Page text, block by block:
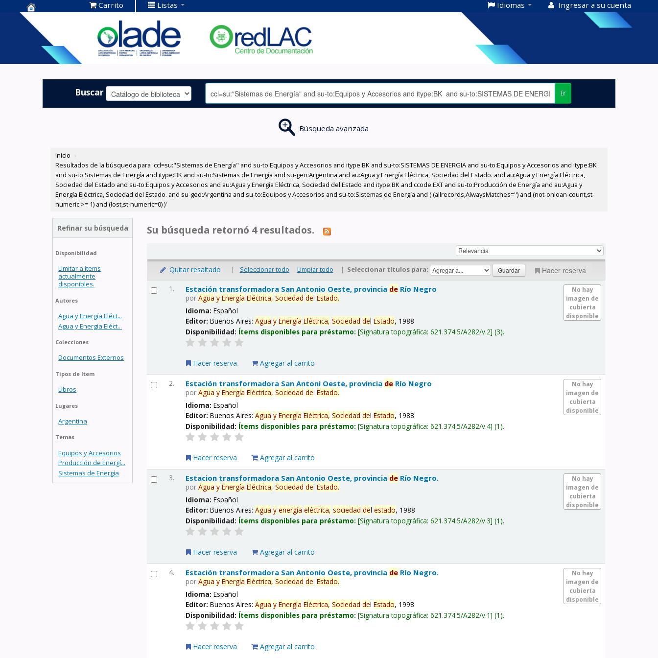
Centro de
Documentación
OLADE -
Carrito Listas Idiomas Ingresar a su cuenta
Buscar Ir
Búsqueda avanzada
Inicio ›
Resultados de la búsqueda para 'ccl=su:"Sistemas de Energía" and su-to:Equipos y Accesorios and itype:BK and su-to:SISTEMAS DE ENERGIA and su-to:Equipos y Accesorios and itype:BK
and su-to:Sistemas de Energía and itype:BK and su-to:Sistemas de Energía and su-geo:Argentina and au:Agua y Energía Eléctrica, Sociedad del Estado. and au:Agua y Energía Eléctrica,
Sociedad del Estado and su-to:Equipos y Accesorios and au:Agua y Energía Eléctrica, Sociedad del Estado and itype:BK and ccode:EXT and su-to:Producción de Energía and au:Agua y
Energía Eléctrica, Sociedad del Estado. and su-geo:Argentina and su-to:Equipos y Accesorios and su-to:Sistemas de Energía and ( (allrecords,AlwaysMatches='') and (not-onloan-count,st-
numeric >= 1) and (lost,st-numeric=0) )'
Refinar su búsqueda
Disponibilidad
Limitar a ítems
actualmente
disponibles.
Autores
Agua y Energía Eléct...
Agua y Energía Eléct...
Colecciones
Documentos Externos
Tipos de ítem
Libros
Lugares
Argentina
Temas
Equipos y Accesorios
Producción de Energí...
Sistemas de Energía
Su búsqueda retornó 4 resultados.
Quitar resaltado | Seleccionar todo Limpiar todo | Seleccionar títulos para: Hacer reserva
1.
No hay
imagen de
cubierta
disponible
Estación transformadora San Antonio Oeste, provincia de Río Negro
porAgua y Energía Eléctrica, Sociedad delEstado.
Idioma:Español
Editor:Buenos Aires:Agua y Energía Eléctrica, Sociedad delEstado, 1988
Disponibilidad: Ítems disponibles para préstamo: Signatura topográfica:621.374.5/A282/v.2 (3).
Hacer reserva Agregar al carrito
2.
No hay
imagen de
cubierta
disponible
Estación transformadora San Antoni Oeste, provincia de Río Negro
porAgua y Energía Eléctrica, Sociedad delEstado.
Idioma:Español
Editor:Buenos Aires:Agua y Energía Eléctrica, Sociedad delEstado, 1988
Disponibilidad: Ítems disponibles para préstamo: Signatura topográfica:621.374.5/A282/v.4 (1).
Hacer reserva Agregar al carrito
3.
No hay
imagen de
cubierta
disponible
Estacion transformadora San Antonio Oeste, provincia de Río Negro.
porAgua y Energía Eléctrica, Sociedad delEstado.
Idioma:Español
Editor:Buenos Aires:Agua y energía eléctrica, sociedad delestado, 1988
Disponibilidad: Ítems disponibles para préstamo: Signatura topográfica:621.374.5/A282/v.3 (1).
Hacer reserva Agregar al carrito
4.
No hay
imagen de
cubierta
disponible
Estación transformadora San Antonio Oeste, provincia de Río Negro.
porAgua y Energía Eléctrica, Sociedad delEstado.
Idioma:Español
Editor:Buenos Aires:Agua y Energía Eléctrica, Sociedad delEstado, 1998
Disponibilidad: Ítems disponibles para préstamo: Signatura topográfica:621.374.5/A282/v.1 (1).
Hacer reserva Agregar al carrito